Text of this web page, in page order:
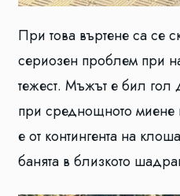
При това въртене са се
сериозен проблем при
тежест. Мъжът е бил гол
при среднощното миене
е от контингента на
банята в близкото